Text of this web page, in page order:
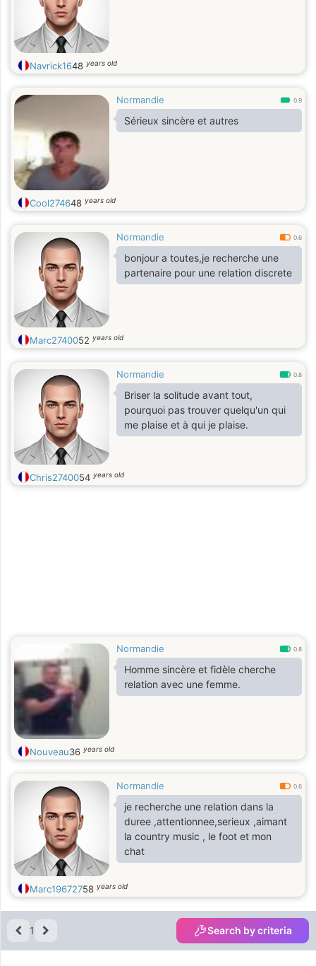
Navrick1648 years old
Normandie 0.9
Sérieux sincère et autres
Cool274648 years old
Normandie 0.6
bonjour a toutes,je recherche une
partenaire pour une relation discrete
Marc2740052 years old
Normandie 0.8
Briser la solitude avant tout,
pourquoi pas trouver quelqu'un qui
me plaise et à qui je plaise.
Chris2740054 years old
Normandie 0.8
Homme sincère et fidèle cherche
relation avec une femme.
Nouveau36 years old
Normandie 0.6
je recherche une relation dans la
duree ,attentionnee,serieux ,aimant
la country music , le foot et mon
chat
Marc19672758 years old
1 Search by criteria